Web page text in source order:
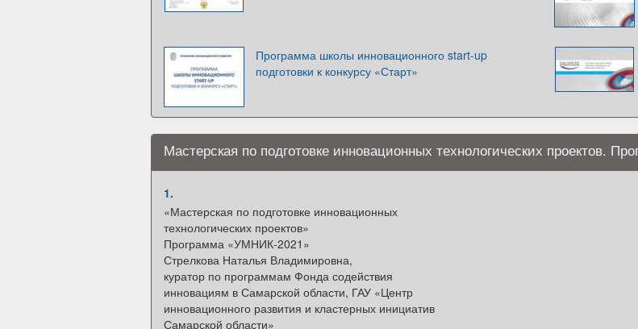
Программа школы инновационного start-up
подготовки к конкурсу «Старт»
Мастерская по подготовке инновационных технологических проектов.
1.
«Мастерская по подготовке инновационных
технологических проектов»
Программа «УМНИК-2021»
Стрелкова Наталья Владимировна,
куратор по программам Фонда содействия
инновациям в Самарской области, ГАУ «Центр
инновационного развития и кластерных инициатив
Самарской области»